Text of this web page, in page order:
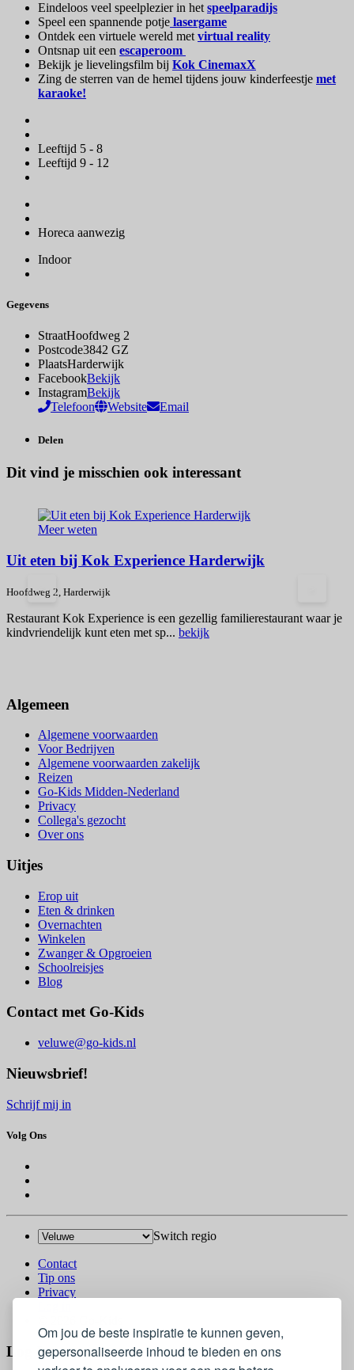
Om jou de beste inspiratie te kunnen geven,
gepersonaliseerde inhoud te bieden en ons
Eindeloos veel speelplezier in het speelparadijs
Speel een spannende potje lasergame
Ontdek een virtuele wereld met virtual reality
Ontsnap uit een escaperoom
Bekijk je lievelingsfilm bij Kok CinemaxX
Zing de sterren van de hemel tijdens jouw kinderfeestje met
karaoke!
Leeftijd 5 - 8
Leeftijd 9 - 12
Horeca aanwezig
Indoor
Gegevens
StraatHoofdweg 2
Postcode3842 GZ
PlaatsHarderwijk
FacebookBekijk
InstagramBekijk
Telefoon
Website Email
Delen
Dit vind je misschien ook interessant
Meer weten
Uit eten bij Kok Experience Harderwijk
Hoofdweg 2, Harderwijk
Restaurant Kok Experience is een gezellig familierestaurant waar je
kindvriendelijk kunt eten met sp... bekijk
<
Algemeen
Algemene voorwaarden
Voor Bedrijven
Algemene voorwaarden zakelijk
Reizen
Go-Kids Midden-Nederland
Privacy
Collega's gezocht
Over ons
Uitjes
Erop uit
Eten & drinken
Overnachten
Winkelen
Zwanger & Opgroeien
Schoolreisjes
Blog
Contact met Go-Kids
veluwe@go-kids.nl
Nieuwsbrief!
Schrijf mij in
Volg Ons
Switch regio
Contact
Tip ons
Privacy
Log In